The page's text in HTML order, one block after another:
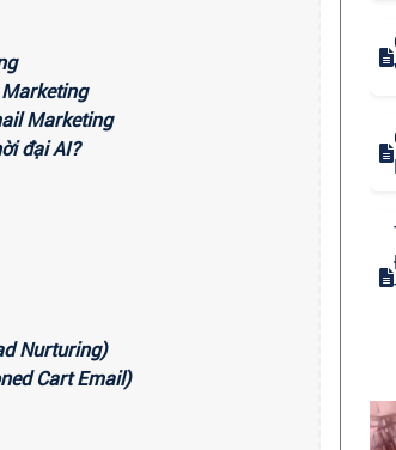
Marketing
đại AI?
Nurturing)
Cart Email)